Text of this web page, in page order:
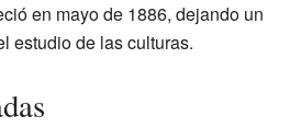
en mayo de 1886, dejando un
estudio de las culturas.